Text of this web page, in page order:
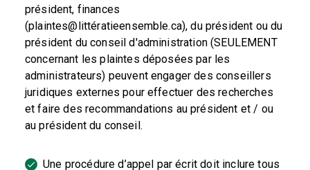
président, finances
(plaintes@littératieensemble.ca), du président ou du
président du conseil d'administration (SEULEMENT
concernant les plaintes déposées par les
administrateurs) peuvent engager des conseillers
juridiques externes pour effectuer des recherches
et faire des recommandations au président et / ou
au président du conseil.
Une procédure d’appel par écrit doit inclure tous